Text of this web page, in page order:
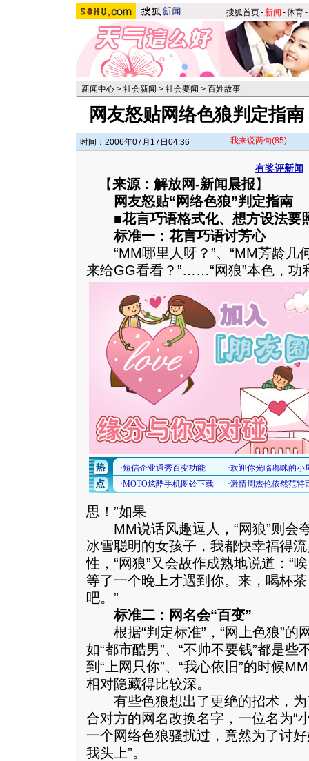
搜狐首页-新闻 -体育-
新闻中心 > 社会新闻 > 社会要闻 > 百姓故事
网友怒贴网络色狼判定指
时间：2006年07月17日04:36 我来说两句(85)
有奖评新闻
【来源：解放网-新闻晨报】
网友怒贴“网络色狼”判定指南
■花言巧语格式化、想方设法要
标准一：花言巧语讨芳心
“MM哪里人呀？”、“MM芳龄几
来给GG看看？”……“网狼”本色，功
思！”如果
MM说话风趣逗人，“网狼”则会
冰雪聪明的女孩子，我都快幸福得
性，“网狼”又会故作成熟地说道：“
等了一个晚上才遇到你。来，喝杯
吧。”
标准二：网名会“百变”
根据“判定标准”，“网上色狼”的
如“都市酷男”、“不帅不要钱”都是些
到“上网只你”、“我心依旧”的时候
相对隐藏得比较深。
有些色狼想出了更绝的招术，为
合对方的网名改换名字，一位名为“
一个网络色狼骚扰过，竟然为了讨
我头上”。